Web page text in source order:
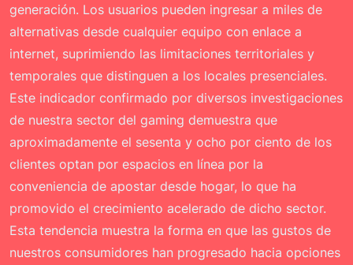
generación. Los usuarios pueden ingresar a miles de
alternativas desde cualquier equipo con enlace a
internet, suprimiendo las limitaciones territoriales y
temporales que distinguen a los locales presenciales.
Este indicador confirmado por diversos investigaciones
de nuestra sector del gaming demuestra que
aproximadamente el sesenta y ocho por ciento de los
clientes optan por espacios en línea por la
conveniencia de apostar desde hogar, lo que ha
promovido el crecimiento acelerado de dicho sector.
Esta tendencia muestra la forma en que las gustos de
nuestros consumidores han progresado hacia opciones